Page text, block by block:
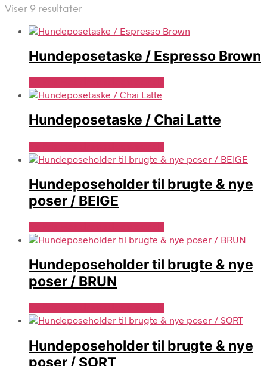
Viser 9 resultaterSorteret
seneste
Hundeposetaske / Espresso Brown
Hundeposetaske / Chai Latte
Hundeposeholder til brugte & nye
poser / BEIGE
Hundeposeholder til brugte & nye
poser / BRUN
Hundeposeholder til brugte & nye
poser / SORT